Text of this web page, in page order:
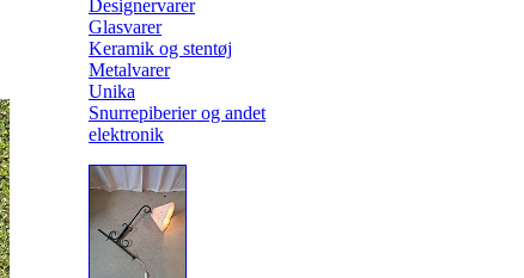
Designervarer
Glasvarer
Keramik og stentøj
Metalvarer
Unika
Snurrepiberier og andet
elektronik